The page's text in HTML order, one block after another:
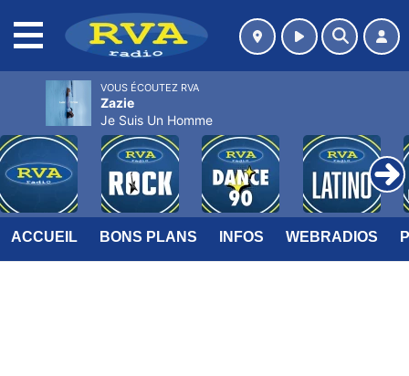
ACCUEIL BONS PLANS INFOS WEBRADIOS
VOUS ÉCOUTEZ RVA
Zazie
Je Suis Un Homme